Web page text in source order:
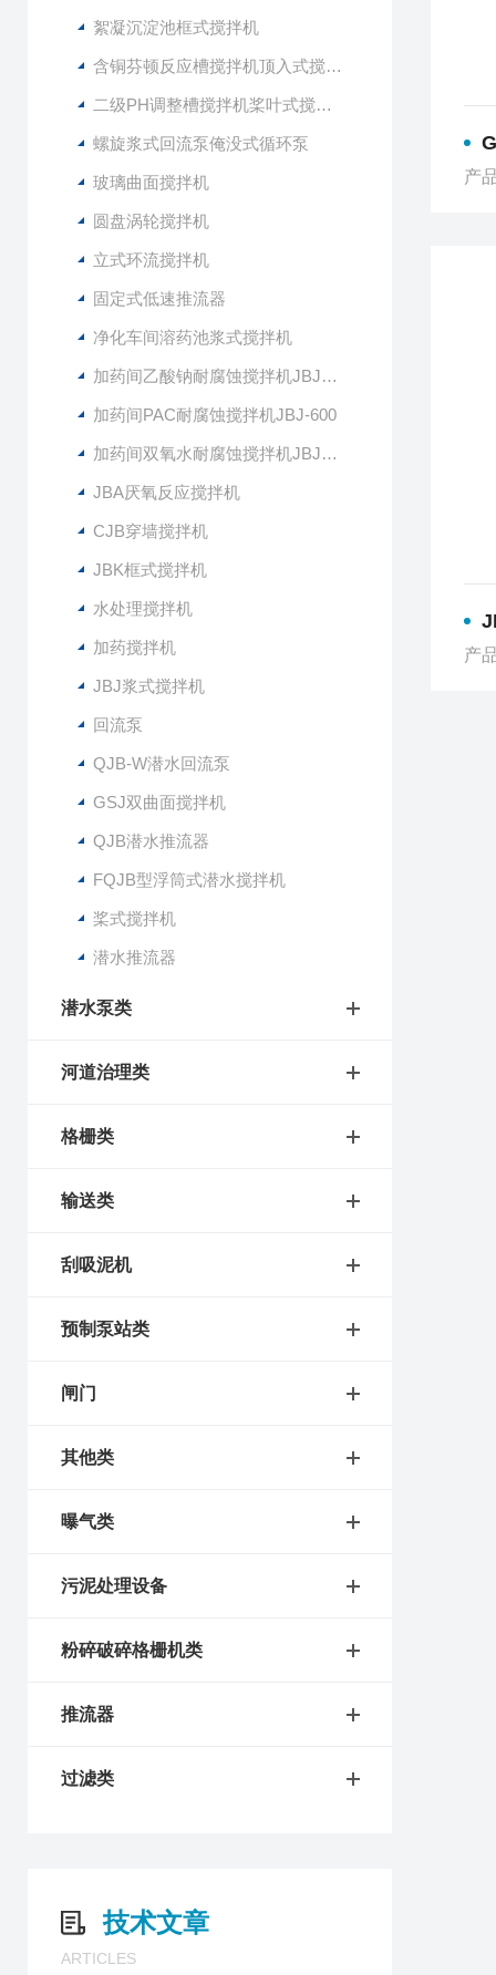
絮凝沉淀池框式搅拌机
含铜芬顿反应槽搅拌机顶入式搅拌器
二级PH调整槽搅拌机桨叶式搅拌器
螺旋浆式回流泵俺没式循环泵
玻璃曲面搅拌机
圆盘涡轮搅拌机
立式环流搅拌机
固定式低速推流器
净化车间溶药池浆式搅拌机
加药间乙酸钠耐腐蚀搅拌机JBJ-400
加药间PAC耐腐蚀搅拌机JBJ-600
加药间双氧水耐腐蚀搅拌机JBJ-300
JBA厌氧反应搅拌机
CJB穿墙搅拌机
JBK框式搅拌机
水处理搅拌机
加药搅拌机
JBJ浆式搅拌机
回流泵
QJB-W潜水回流泵
GSJ双曲面搅拌机
QJB潜水推流器
FQJB型浮筒式潜水搅拌机
桨式搅拌机
潜水推流器
潜水泵类
河道治理类
格栅类
输送类
刮吸泥机
预制泵站类
闸门
其他类
曝气类
污泥处理设备
粉碎破碎格栅机类
推流器
过滤类
技术文章
ARTICLES
产
产